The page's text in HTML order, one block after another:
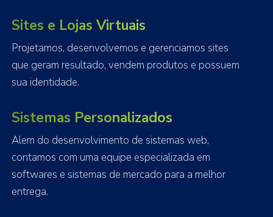
Sites e Lojas Virtuais
Projetamos, desenvolvemos e gerenciamos sites
que geram resultado, vendem produtos e possuem
sua identidade.
Sistemas Personalizados
Alem do desenvolvimento de sistemas web,
contamos com uma equipe especializada em
softwares e sistemas de mercado para a melhor
entrega.